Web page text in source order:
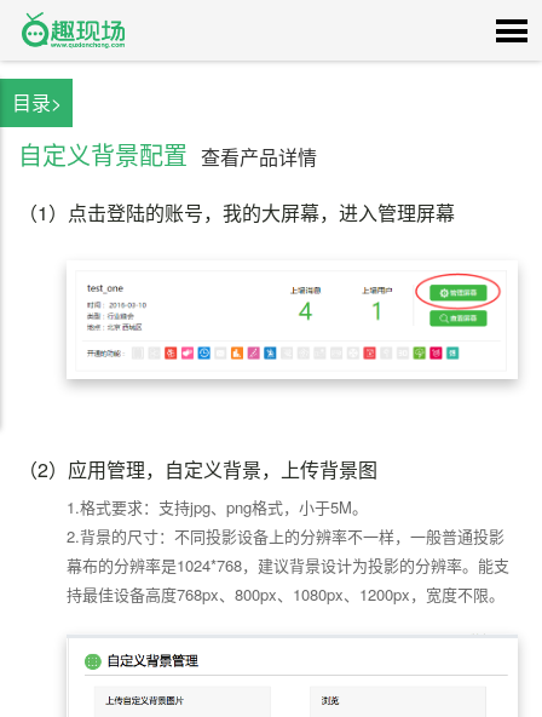
目录>
自定义背景配置 查看产品详情
（1） 点击登陆的账号，我的大屏幕，进入管理屏幕
（2） 应用管理，自定义背景，上传背景图
1.格式要求：支持jpg、png格式，小于5M。
2.背景的尺寸：不同投影设备上的分辨率不一样，一般普通投影
幕布的分辨率是1024*768，建议背景设计为投影的分辨率。能支
持最佳设备高度768px、800px、1080px、1200px，宽度不限。